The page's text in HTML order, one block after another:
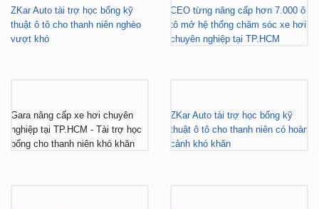
ZKar Auto tài trợ học bổng kỹ
thuật ô tô cho thanh niên nghèo
vượt khó
CEO từng nâng cấp hơn 7.000 ô
tô mở hệ thống chăm sóc xe hơi
chuyên nghiệp tại TP.HCM
Gara nâng cấp xe hơi chuyên
nghiệp tại TP.HCM - Tài trợ học
bổng cho thanh niên khó khăn
ZKar Auto tài trợ học bổng kỹ
thuật ô tô cho thanh niên có hoàn
cảnh khó khăn